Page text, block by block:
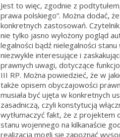
Jest to więc, zgodnie z
prawa polskiego”. Można dodać,
konkretnych zastosowań.
nie tylko jasno wyłożony pogląd
legalności bądź nielegalności
niezwykle interesujące i
prawnych uwagi, dotyczące
III RP. Można powiedzieć, że w
także opisem obyczajowości
musiała być ujęta w konkretnych
zasadniczą, czyli konstytucją
wytłumaczyć fakt, że z projektem
stanu wojennego na kilkanaście
realizacją mogli się zapoznać